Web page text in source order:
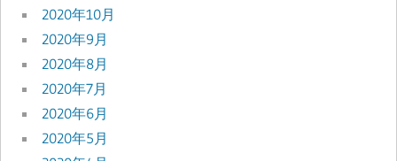
2020年10月
2020年9月
2020年8月
2020年7月
2020年6月
2020年5月